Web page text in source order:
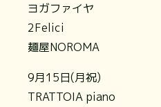
ヨガファイヤ
2Felici
麺屋NOROMA
9月15日(月祝)
TRATTOIA piano